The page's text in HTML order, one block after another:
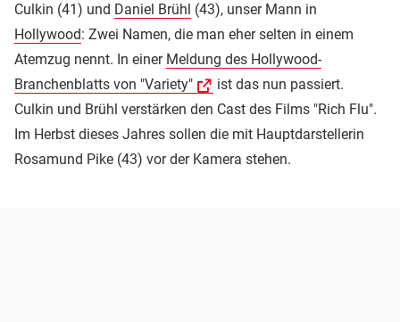
Culkin (41) und Daniel Brühl (43), unser Mann in
Hollywood: Zwei Namen, die man eher selten in einem
Atemzug nennt. In einer Meldung des Hollywood-
Branchenblatts von "Variety"
ist das nun passiert.
Culkin und Brühl verstärken den Cast des Films "Rich Flu".
Im Herbst dieses Jahres sollen die mit Hauptdarstellerin
Rosamund Pike (43) vor der Kamera stehen.